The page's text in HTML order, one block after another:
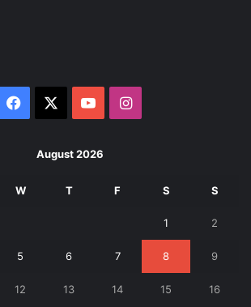
Facebook YouTubeInstagram
August 2026
W T F S S
1 2
5 6 7 8 9
12 13 14 15 16